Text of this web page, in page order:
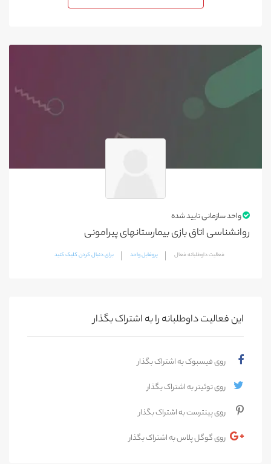
واحد سازمانی تایید شده
روانشناسی اتاق بازی بیمارستانهای پیرامونی
فعالیت داوطلبانه فعال پروفایل واحد برای دنبال کردن کلیک کنید
این فعالیت‌ داوطلبانه را به اشتراک بگذار
روی فیسبوک به اشتراک بگذار
روی توئیتر به اشتراک بگذار
روی پینترست به اشتراک بگذار
روی گوگل پلاس به اشتراک بگذار